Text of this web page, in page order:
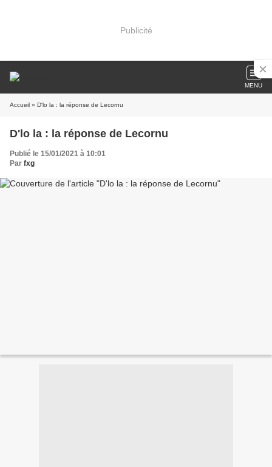
Publicité
MENU
Accueil » D'lo la : la réponse de Lecornu
D'lo la : la réponse de Lecornu
Publié le 15/01/2021 à 10:01
Par fxg